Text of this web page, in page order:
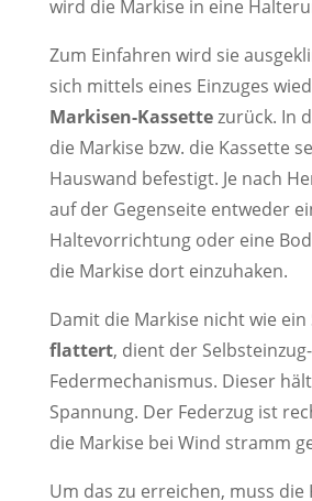
wird die Markise in eine
Zum Einfahren wird sie
sich mittels eines Einzuges
Markisen-Kassettezurück. In
die Markise bzw. die Kassette
Hauswand befestigt. Je nach
auf der Gegenseite entweder
Haltevorrichtung oder eine
die Markise dort einzuhaken.
Damit die Markise nicht wie ein
flattert, dient der Selbsteinzug-
Federmechanismus. Dieser
Spannung. Der Federzug ist
die Markise bei Wind stramm
Um das zu erreichen, muss die